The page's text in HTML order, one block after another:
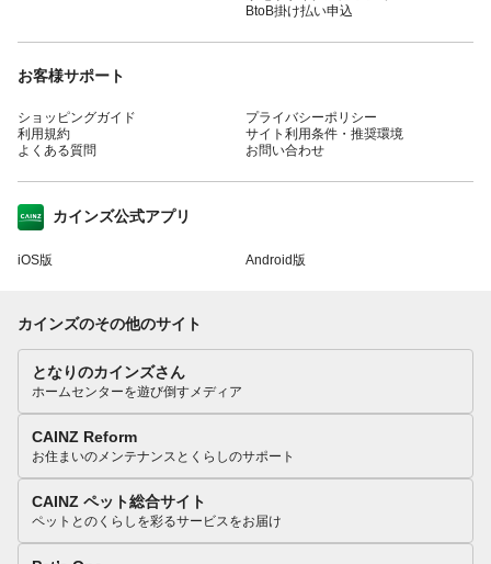
BtoB掛け払い申込
お客様サポート
ショッピングガイド
利用規約
よくある質問
プライバシーポリシー
サイト利用条件・推奨環境
お問い合わせ
カインズ公式アプリ
iOS版 Android版
カインズのその他のサイト
となりのカインズさん
ホームセンターを遊び倒すメディア
CAINZ Reform
お住まいのメンテナンスとくらしのサポート
CAINZ ペット総合サイト
ペットとのくらしを彩るサービスをお届け